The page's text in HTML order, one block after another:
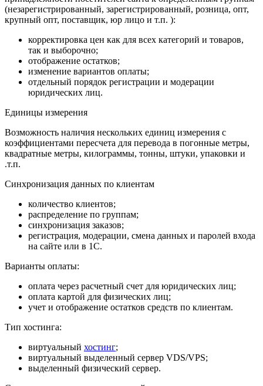
(незарегистрированный, зарегистрированный, розница, опт,
крупный опт, поставщик, юр лицо и т.п. ):
корректировка цен как для всех категорий и товаров,
так и выборочно;
отображение остатков;
изменение вариантов оплаты;
отдельный порядок регистрации и модерации
юридических лиц.
Единицы измерения
Возможность наличия нескольких единиц измерения с
коэффициентами пересчета для перевода в погонные метры,
квадратные метры, килограммы, тонны, штуки, упаковки и
.т.п.
Синхронизация данных по клиентам
количество клиентов;
распределение по группам;
синхронизация заказов;
регистрация, модерации, смена данных и паролей входа
на сайте или в 1С.
Варианты оплаты:
оплата через расчетный счет для юридических лиц;
оплата картой для физических лиц;
учет и отображение остатков средств по клиентам.
Тип хостинга:
виртуальный хостинг;
виртуальный выделенный сервер VDS/VPS;
выделенный физический сервер.